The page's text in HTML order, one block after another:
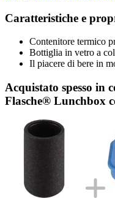
Caratteristiche e
Contenitore termico
Bottiglia in vetro a
Il piacere di bere in
Acquistato spesso in
Flasche® Lunchbox